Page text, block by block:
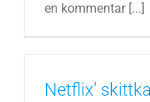
en kommentar [...]
Netflix’